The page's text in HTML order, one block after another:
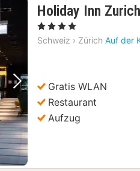
Nächstes Bild
Holiday Inn
, 4 Sterne
Schweiz › Zürich Auf der
Gratis WLAN
Restaurant
Aufzug